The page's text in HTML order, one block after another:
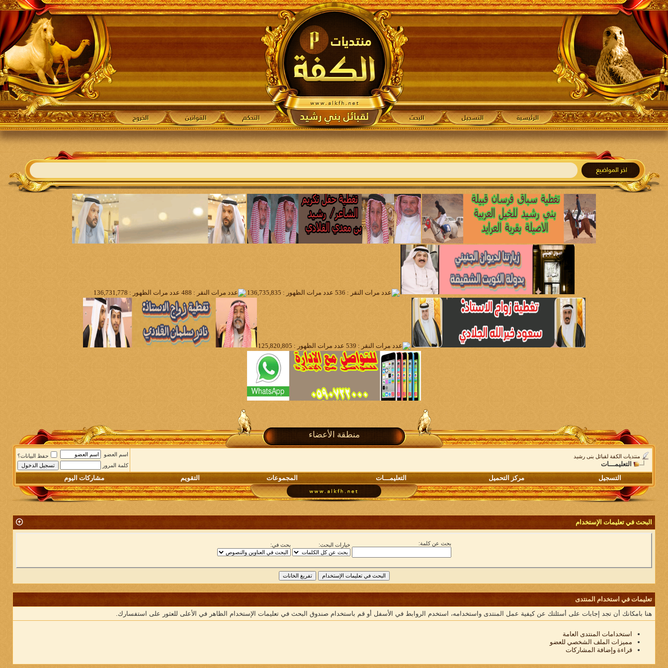
منطقة الأعضاء
منتديات الكفة لقبائل بنى رشيد
التعليمـــات
اسم العضو
حفظ البيانات؟
كلمة المرور
التسجيل مركز التحميل التعليمـــات المجموعات التقويم مشاركات اليوم
البحث في تعليمات الإستخدام
بحث عن كلمة: خيارات البحث: بحث في:
تعليمات في استخدام المنتدى
هنا بامكانك أن تجد إجابات على أسئلتك عن كيفية عمل المنتدى واستخدامه، استخدم الروابط في الأسفل أو قم باستخدام صندوق البحث في تعليمات الإستخدام الظاهر في الأعلى للعثور على استفسارك.
استخدامات المنتدى العامة
مميزات الملف الشخصي للعضو
قراءة وإضافة المشاركات